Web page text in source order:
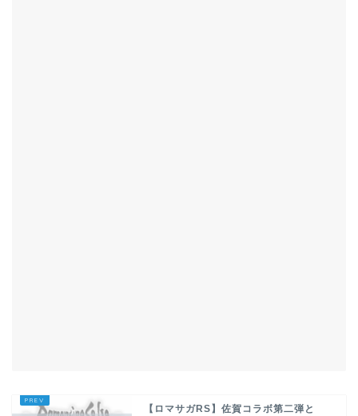
【ロマサガRS】佐賀コラボ第二弾と